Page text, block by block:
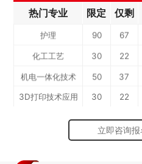
热门专业 限定 仅剩
健康服务与管理 40 30
护理 90 67
化工工艺 30 22
机电一体化技术 50 37
3D打印技术应用 30 22
数控加工(数控车 50 37
30 22
消防工程技术
立即咨询